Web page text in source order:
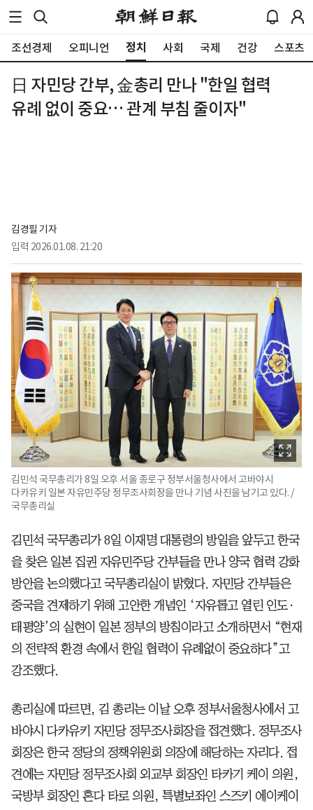
조선경제 오피니언 정치 사회 국제 건강 스포츠
日 자민당 간부, 金총리 만나 "한일 협력
유례 없이 중요… 관계 부침 줄이자"
김경필 기자
입력 2026.01.08. 21:20
김민석 국무총리가 8일 오후 서울 종로구 정부서울청사에서 고바야시
다카유키 일본 자유민주당 정무조사회장을 만나 기념 사진을 남기고 있다. /
국무총리실
김민석 국무총리가 8일 이재명 대통령의 방일을 앞두고 한국
을 찾은 일본 집권 자유민주당 간부들을 만나 양국 협력 강화
방안을 논의했다고 국무총리실이 밝혔다. 자민당 간부들은
중국을 견제하기 위해 고안한 개념인 ‘자유롭고 열린 인도·
태평양’의 실현이 일본 정부의 방침이라고 소개하면서 “현재
의 전략적 환경 속에서 한일 협력이 유례없이 중요하다”고
강조했다.
총리실에 따르면, 김 총리는 이날 오후 정부서울청사에서 고
바야시 다카유키 자민당 정무조사회장을 접견했다. 정무조사
회장은 한국 정당의 정책위원회 의장에 해당하는 자리다. 접
견에는 자민당 정무조사회 외교부 회장인 타카기 케이 의원,
국방부 회장인 혼다 타로 의원, 특별보좌인 스즈키 에이케이